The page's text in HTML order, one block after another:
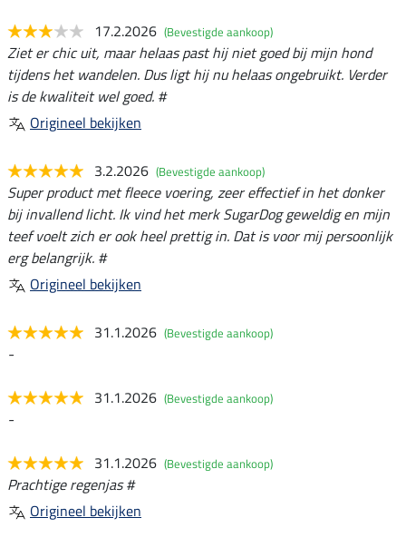
17.2.2026 (Bevestigde aankoop)
Ziet er chic uit, maar helaas past hij niet goed bij mijn hond
tijdens het wandelen. Dus ligt hij nu helaas ongebruikt. Verder
is de kwaliteit wel goed. #
Origineel bekijken
3.2.2026 (Bevestigde aankoop)
Super product met fleece voering, zeer effectief in het donker
bij invallend licht. Ik vind het merk SugarDog geweldig en mijn
teef voelt zich er ook heel prettig in. Dat is voor mij persoonlijk
erg belangrijk. #
Origineel bekijken
31.1.2026 (Bevestigde aankoop)
-
31.1.2026 (Bevestigde aankoop)
-
31.1.2026 (Bevestigde aankoop)
Prachtige regenjas #
Origineel bekijken